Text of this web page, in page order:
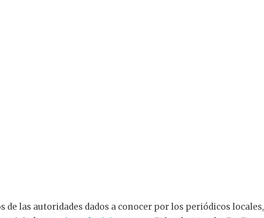
de las autoridades dados a conocer por los periódicos locales,